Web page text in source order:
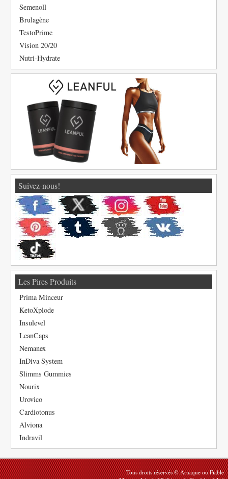
Semenoll
Brulagène
TestoPrime
Vision 20/20
Nutri-Hydrate
Suivez-nous!
Les Pires Produits
Prima Minceur
KetoXplode
Insulevel
LeanCaps
Nemanex
InDiva System
Slimms Gummies
Nourix
Urovico
Cardiotonus
Alviona
Indravil
Tous droits réservés © Arnaque ou Fiable